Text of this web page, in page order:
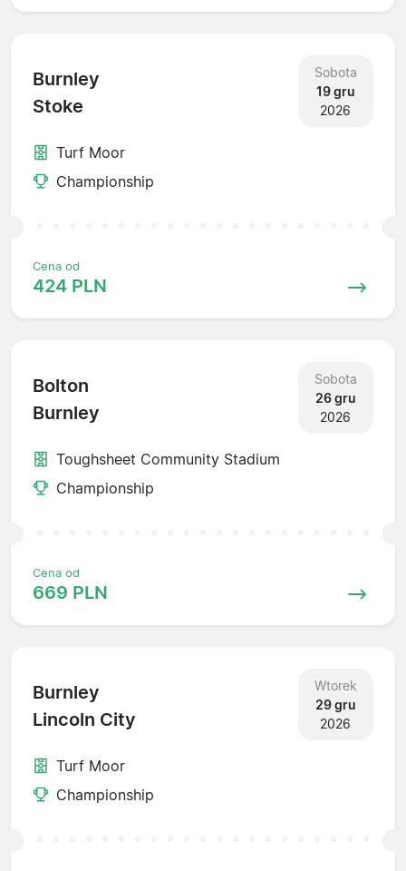
Burnley
Stoke
Sobota
19 gru
2026
Turf Moor
Championship
Cena od
424 PLN
Bolton
Burnley
Sobota
26 gru
2026
Toughsheet Community Stadium
Championship
Cena od
669 PLN
Burnley
Lincoln City
Wtorek
29 gru
2026
Turf Moor
Championship